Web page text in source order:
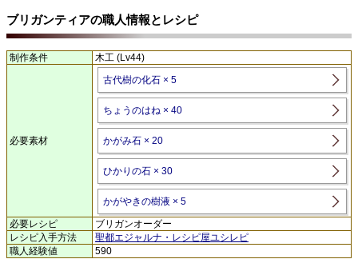
ブリガンティアの職人情報とレシピ
制作条件 木工 (Lv44)
必要素材
古代樹の化石 × 5
ちょうのはね × 40
かがみ石 × 20
ひかりの石 × 30
かがやきの樹液 × 5
必要レシピ
ブリガンオーダー
レシピ入手方法
聖都エジャルナ・レシピ屋ユシレピ
職人経験値
590